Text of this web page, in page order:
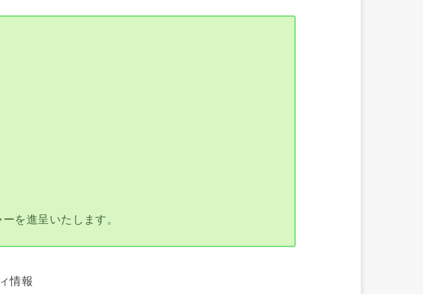
を進呈いたします。
情報